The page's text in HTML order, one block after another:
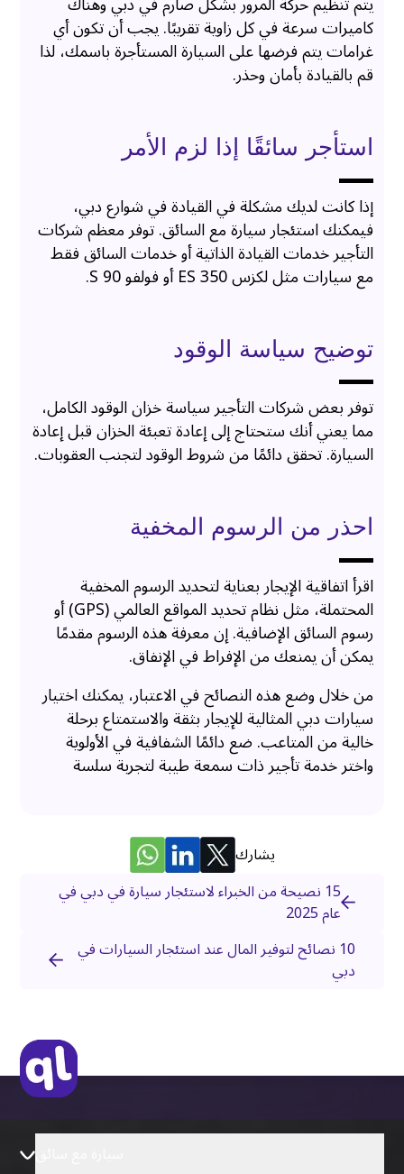
كاميرات سرعة في كل زاوية تقريبًا. يجب أن تكون أي
غرامات يتم فرضها على السيارة المستأجرة باسمك، لذا
قم بالقيادة بأمان وحذر.
استأجر سائقًا إذا لزم الأمر
إذا كانت لديك مشكلة في القيادة في شوارع دبي،
فيمكنك استئجار سيارة مع السائق. توفر معظم شركات
التأجير خدمات القيادة الذاتية أو خدمات السائق فقط
مع سيارات مثل لكزس ES 350 أو فولفو S 90.
توضيح سياسة الوقود
توفر بعض شركات التأجير سياسة خزان الوقود الكامل،
مما يعني أنك ستحتاج إلى إعادة تعبئة الخزان قبل إعادة
السيارة. تحقق دائمًا من شروط الوقود لتجنب العقوبات.
احذر من الرسوم المخفية
اقرأ اتفاقية الإيجار بعناية لتحديد الرسوم المخفية
المحتملة، مثل نظام تحديد المواقع العالمي (GPS) أو
رسوم السائق الإضافية. إن معرفة هذه الرسوم مقدمًا
يمكن أن يمنعك من الإفراط في الإنفاق.
من خلال وضع هذه النصائح في الاعتبار، يمكنك اختيار
سيارات دبي المثالية للإيجار بثقة والاستمتاع برحلة
خالية من المتاعب. ضع دائمًا الشفافية في الأولوية
واختر خدمة تأجير ذات سمعة طيبة لتجربة سلسة
يشارك
15 نصيحة من الخبراء لاستئجار سيارة في دبي في
عام 2025
10 نصائح لتوفير المال عند استئجار السيارات في
دبي